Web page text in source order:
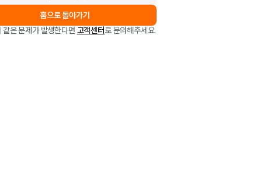
홈으로 돌아가기
같은 문제가 발생한다면 고객센터로 문의해주세요.